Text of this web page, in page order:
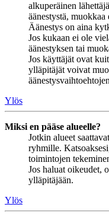
alkuperäinen
äänestystä,
Äänestys on aina
Jos kukaan ei ole
äänestyksen tai
Jos käyttäjät ovat
ylläpitäjät voivat
Ylös
Miksi en pääse alueelle?
Jotkin alueet
ryhmille.
toimintojen
Jos haluat oikeudet,
ylläpitäjään.
Ylös